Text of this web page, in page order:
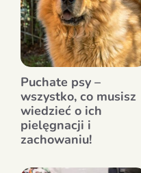
Puchate psy –
wszystko, co musisz
wiedzieć o ich
pielęgnacji i
zachowaniu!